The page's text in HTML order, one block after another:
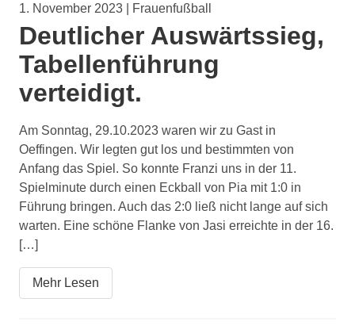
1. November 2023 | Frauenfußball
Deutlicher Auswärtssieg,
Tabellenführung
verteidigt.
Am Sonntag, 29.10.2023 waren wir zu Gast in
Oeffingen. Wir legten gut los und bestimmten von
Anfang das Spiel. So konnte Franzi uns in der 11.
Spielminute durch einen Eckball von Pia mit 1:0 in
Führung bringen. Auch das 2:0 ließ nicht lange auf sich
warten. Eine schöne Flanke von Jasi erreichte in der 16.
[…]
Mehr Lesen